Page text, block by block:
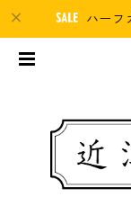
ハーフ